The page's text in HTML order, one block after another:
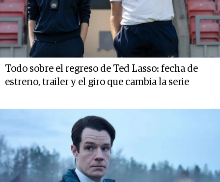
Todo sobre el regreso de Ted Lasso: fecha de
estreno, trailer y el giro que cambia la serie